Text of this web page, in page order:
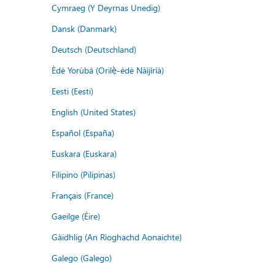
Cymraeg (Y Deyrnas Unedig)
Dansk (Danmark)
Deutsch (Deutschland)
Èdè Yorùbá (Orilẹ̀-èdè Nàìjíríà)
Eesti (Eesti)
English (United States)
Español (España)
Euskara (Euskara)
Filipino (Pilipinas)
Français (France)
Gaeilge (Éire)
Gàidhlig (An Rìoghachd Aonaichte)
Galego (Galego)